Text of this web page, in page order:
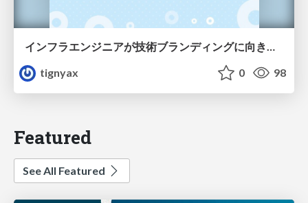
インフラエンジニアが技術ブランディングに向き合ってみた話
tignyax
0 98
Featured
See All Featured